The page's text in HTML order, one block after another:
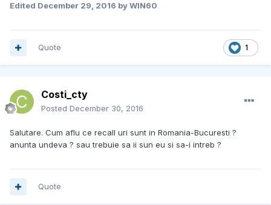
Edited December 29, 2016 by WIN60
1
Quote
Costi_cty
Posted December 30, 2016
Salutare. Cum aflu ce recall uri sunt in Romania-Bucuresti ?
anunta undeva ? sau trebuie sa ii sun eu si sa-i intreb ?
Quote